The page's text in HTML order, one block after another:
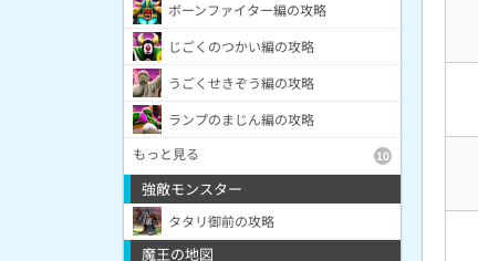
ボーンファイター編の攻略
じごくのつかい編の攻略
うごくせきぞう編の攻略
ランプのまじん編の攻略
もっと見る
10
強敵モンスター
タタリ御前の攻略
魔王の地図